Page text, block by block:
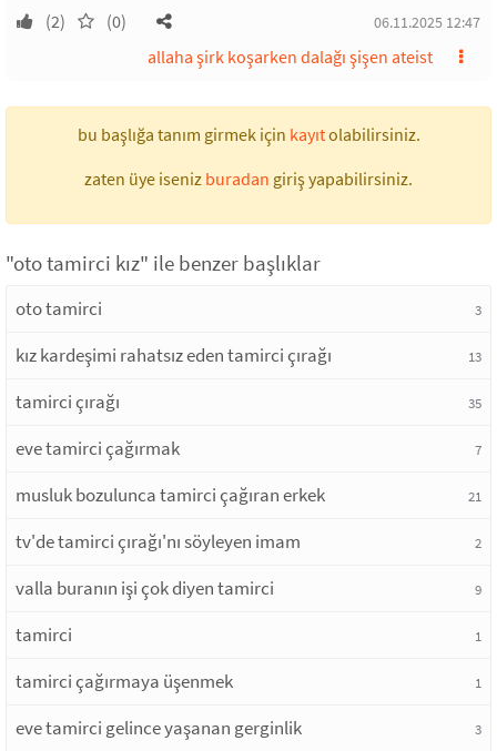
(2) (0) 06.11.2025 12:47
allaha şirk koşarken dalağı şişen ateist
bu başlığa tanım girmek için kayıtolabilirsiniz.
zaten üye iseniz buradan giriş yapabilirsiniz.
"oto tamirci kız" ile benzer başlıklar
oto tamirci 3
kız kardeşimi rahatsız eden tamirci çırağı 13
tamirci çırağı 35
eve tamirci çağırmak 7
musluk bozulunca tamirci çağıran erkek 21
tv'de tamirci çırağı'nı söyleyen imam 2
valla buranın işi çok diyen tamirci 9
tamirci 1
tamirci çağırmaya üşenmek 1
eve tamirci gelince yaşanan gerginlik 3